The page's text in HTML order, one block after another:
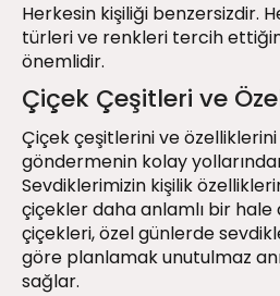
Herkesin kişiliği benzersizdir.
türleri ve renkleri tercih
önemlidir.
Çiçek Çeşitleri ve
Çiçek çeşitlerini ve
göndermenin kolay
Sevdiklerimizin kişilik
çiçekler daha anlamlı bir hale
çiçekleri, özel günlerde
göre planlamak unutulmaz
sağlar.